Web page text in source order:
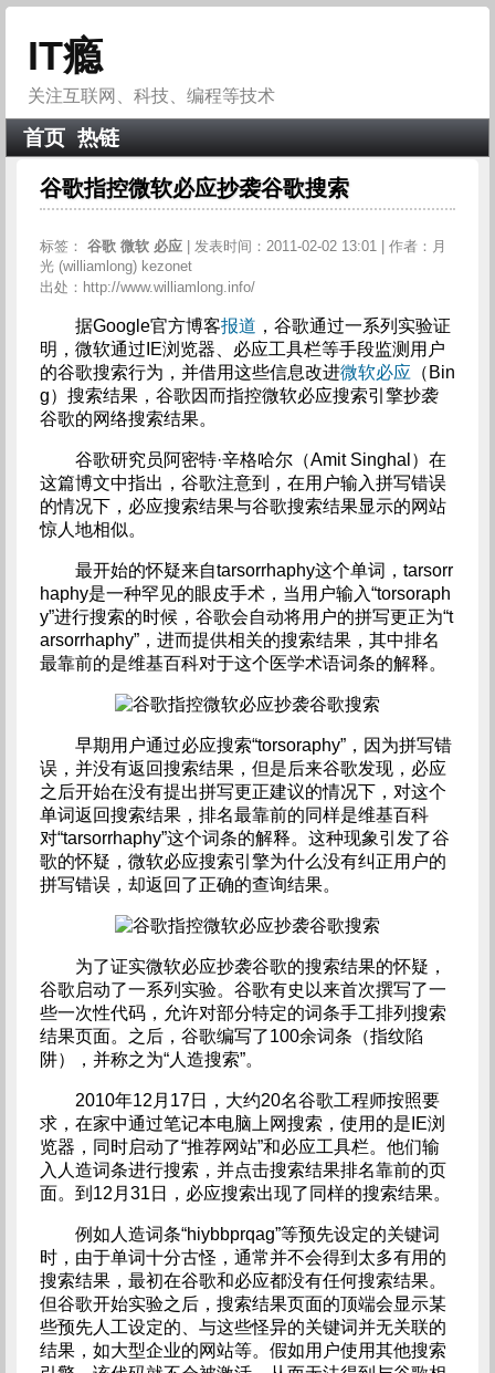
IT瘾
关注互联网、科技、编程等技术
首页 热链
谷歌指控微软必应抄袭谷歌搜索
标签： 谷歌 微软 必应
| 发表时间：2011-02-02 13:01 | 作者：月
光 (williamlong) kezonet
出处：http://www.williamlong.info/
据Google官方博客报道 ，谷歌通过一系列实验证
明，微软通过IE浏览器、必应工具栏等手段监测用户
的谷歌搜索行为，并借用这些信息改进微软必应 （Bin
g）搜索结果，谷歌因而指控微软必应搜索引擎抄袭
谷歌的网络搜索结果。
谷歌研究员阿密特·辛格哈尔（Amit Singhal）在
这篇博文中指出，谷歌注意到，在用户输入拼写错误
的情况下，必应搜索结果与谷歌搜索结果显示的网站
惊人地相似。
最开始的怀疑来自tarsorrhaphy这个单词，tarsorr
haphy是一种罕见的眼皮手术，当用户输入“torsoraph
y”进行搜索的时候，谷歌会自动将用户的拼写更正为“t
arsorrhaphy”，进而提供相关的搜索结果，其中排名
最靠前的是维基百科对于这个医学术语词条的解释。
早期用户通过必应搜索“torsoraphy”，因为拼写错
误，并没有返回搜索结果，但是后来谷歌发现，必应
之后开始在没有提出拼写更正建议的情况下，对这个
单词返回搜索结果，排名最靠前的同样是维基百科
对“tarsorrhaphy”这个词条的解释。这种现象引发了谷
歌的怀疑，微软必应搜索引擎为什么没有纠正用户的
拼写错误，却返回了正确的查询结果。
为了证实微软必应抄袭谷歌的搜索结果的怀疑，
谷歌启动了一系列实验。谷歌有史以来首次撰写了一
些一次性代码，允许对部分特定的词条手工排列搜索
结果页面。之后，谷歌编写了100余词条（指纹陷
阱），并称之为“人造搜索”。
2010年12月17日，大约20名谷歌工程师按照要
求，在家中通过笔记本电脑上网搜索，使用的是IE浏
览器，同时启动了“推荐网站”和必应工具栏。他们输
入人造词条进行搜索，并点击搜索结果排名靠前的页
面。到12月31日，必应搜索出现了同样的搜索结果。
例如人造词条“hiybbprqag”等预先设定的关键词
时，由于单词十分古怪，通常并不会得到太多有用的
搜索结果，最初在谷歌和必应都没有任何搜索结果。
但谷歌开始实验之后，搜索结果页面的顶端会显示某
些预先人工设定的、与这些怪异的关键词并无关联的
结果，如大型企业的网站等。假如用户使用其他搜索